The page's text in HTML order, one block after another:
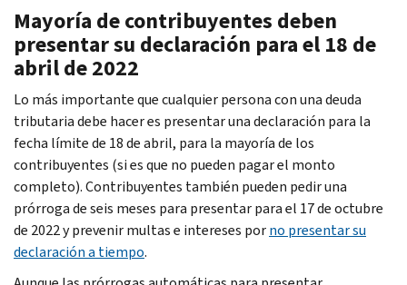
Mayoría de contribuyentes deben
presentar su declaración para el 18 de
abril de 2022
Lo más importante que cualquier persona con una deuda
tributaria debe hacer es presentar una declaración para la
fecha límite de 18 de abril, para la mayoría de los
contribuyentes (si es que no pueden pagar el monto
completo). Contribuyentes también pueden pedir una
prórroga de seis meses para presentar para el 17 de octubre
de 2022 y prevenir multas e intereses porno presentar su
declaración a tiempo.